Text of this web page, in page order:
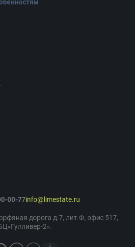
00-77info@limestate.ru
дорога д.7, лит.Ф, офис 517,
2».